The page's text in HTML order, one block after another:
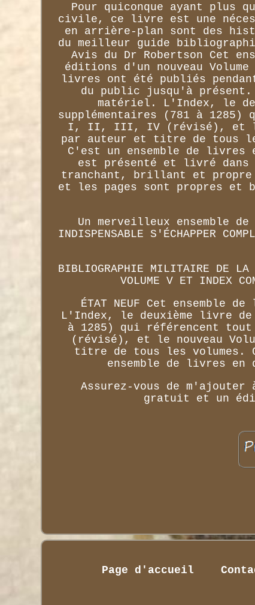
Pour quiconque ayant
civile, ce livre est une
en arrière-plan sont des
du meilleur guide
Avis du Dr Robertson Cet
éditions d'un nouveau
livres ont été publiés
du public jusqu'à présent.
matériel. L'Index, le
supplémentaires (781 à
I, II, III, IV (révisé), et le
par auteur et titre de tous les
C'est un ensemble de
est présenté et livré
tranchant, brillant et propre
et les pages sont propres et
Un merveilleux ensemble de
INDISPENSABLE S'ÉCHAPPER
BIBLIOGRAPHIE MILITAIRE DE LA
VOLUME V ET INDEX
ÉTAT NEUF Cet
L'Index, le deuxième livre de
à 1285) qui référencent
(révisé), et le nouveau
titre de tous les volumes. CET
ensemble de livres
Assurez-vous de m'ajouter
gratuit et un
Page d'accueil